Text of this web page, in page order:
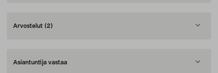
Arvostelut (2)
Asiantuntija vastaa